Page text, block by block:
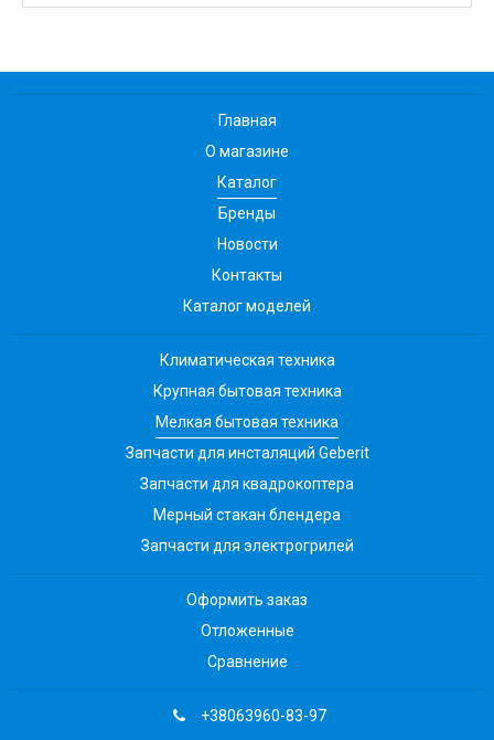
Главная
О магазине
Каталог
Бренды
Новости
Контакты
Каталог моделей
Климатическая техника
Крупная бытовая техника
Мелкая бытовая техника
Запчасти для инсталяций Geberit
Запчасти для квадрокоптера
Мерный стакан блендера
Запчасти для электрогрилей
Оформить заказ
Отложенные
Сравнение
+38063960-83-97